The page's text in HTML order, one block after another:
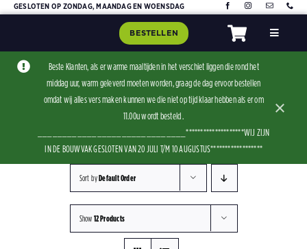
GESLOTEN OP ZONDAG, MAANDAG EN WOENSDAG
Toggle
Contact
BESTELLEN
Beste Klanten, als er warme maaltijden in het verschiet liggen die rond het
middag uur, warm geleverd moeten worden, graag de dag ervoor bestellen
omdat wij alles vers maken kunnen we die niet op tijd klaar hebben als er om
11.00u wordt besteld .
______________________________********************WIJ ZIJN
IN DE BOUWVAK GESLOTEN VAN 20 JULI T/M 10 AUGUSTUS******************
×
Sort byDefault Order
Show12 Products